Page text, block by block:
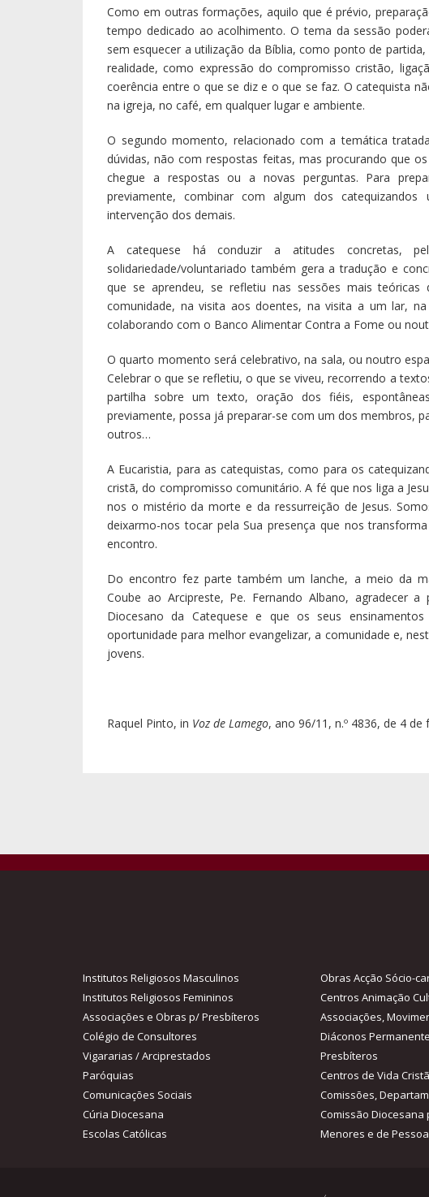
Como em outras formações, aquilo que é prévio,
tempo dedicado ao acolhimento. O tema da sessão
sem esquecer a utilização da Bíblia, como ponto de
realidade, como expressão do compromisso cristão,
coerência entre o que se diz e o que se faz. O catequista
na igreja, no café, em qualquer lugar e ambiente.
O segundo momento, relacionado com a temática
dúvidas, não com respostas feitas, mas procurando que
chegue a respostas ou a novas perguntas. Para
previamente, combinar com algum dos
intervenção dos demais.
A catequese há conduzir a atitudes concretas,
solidariedade/voluntariado também gera a tradução e
que se aprendeu, se refletiu nas sessões mais
comunidade, na visita aos doentes, na visita a um lar,
colaborando com o Banco Alimentar Contra a Fome ou
O quarto momento será celebrativo, na sala, ou noutro
Celebrar o que se refletiu, o que se viveu, recorrendo a
partilha sobre um texto, oração dos fiéis,
previamente, possa já preparar-se com um dos membros,
outros…
A Eucaristia, para as catequistas, como para os
cristã, do compromisso comunitário. A fé que nos liga a
nos o mistério da morte e da ressurreição de Jesus.
deixarmo-nos tocar pela Sua presença que nos
encontro.
Do encontro fez parte também um lanche, a meio da
Coube ao Arcipreste, Pe. Fernando Albano, agradecer
Diocesano da Catequese e que os seus
oportunidade para melhor evangelizar, a comunidade e,
jovens.
Raquel Pinto, in Voz de Lamego, ano 96/11, n.º 4836, de 4 de
Institutos Religiosos Masculinos
Institutos Religiosos Femininos
Associações e Obras p/ Presbíteros
Colégio de Consultores
Vigararias / Arciprestados
Paróquias
Comunicações Sociais
Cúria Diocesana
Escolas Católicas
Obras Acção Sócio-
Centros Animação
Associações,
Diáconos
Presbíteros
Centros de Vida Cristã
Comissões,
Comissão Diocesana
Menores e de